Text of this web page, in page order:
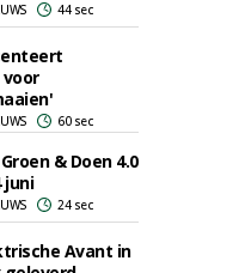
44 sec
60 sec
& Doen 4.0
juni
24 sec
Avant in